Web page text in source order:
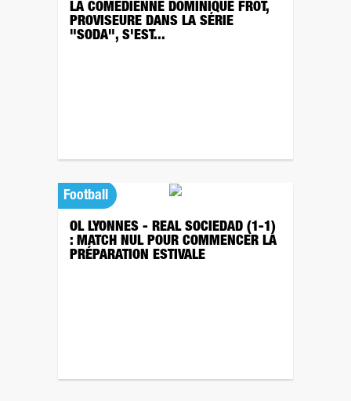
LA COMÉDIENNE DOMINIQUE FROT,
PROVISEURE DANS LA SÉRIE
"SODA", S'EST...
Football
OL LYONNES - REAL SOCIEDAD (1-1)
: MATCH NUL POUR COMMENCER LA
PRÉPARATION ESTIVALE